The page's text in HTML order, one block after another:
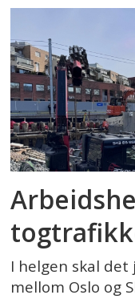
I helgen skal
mellom Oslo og